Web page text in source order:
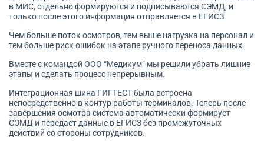
в МИС, отдельно формируются и подписываются СЭМД, и
только после этого информация отправляется в ЕГИСЗ.
Чем больше поток осмотров, тем выше нагрузка на персонал и
тем больше риск ошибок на этапе ручного переноса данных.
Вместе с командой ООО “Медикум” мы решили убрать лишние
этапы и сделать процесс непрерывным.
Интеграционная шина ГИГТЕСТ была встроена
непосредственно в контур работы терминалов. Теперь после
завершения осмотра система автоматически формирует
СЭМД и передает данные в ЕГИСЗ без промежуточных
действий со стороны сотрудников.